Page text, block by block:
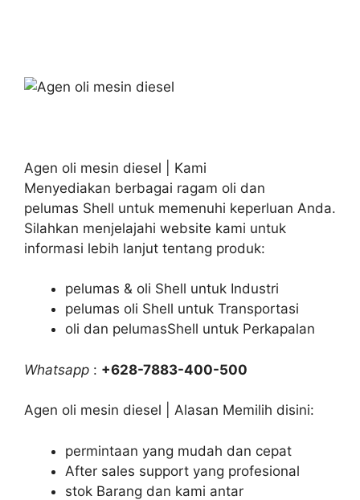
Agen oli mesin diesel | Kami
Menyediakan berbagai ragam oli dan
pelumas Shell untuk memenuhi keperluan Anda.
Silahkan menjelajahi website kami untuk
informasi lebih lanjut tentang produk:
pelumas & oli Shell untuk Industri
pelumas oli Shell untuk Transportasi
oli dan pelumasShell untuk Perkapalan
Whatsapp : +628-7883-400-500
Agen oli mesin diesel | Alasan Memilih disini:
permintaan yang mudah dan cepat
After sales support yang profesional
stok Barang dan kami antar